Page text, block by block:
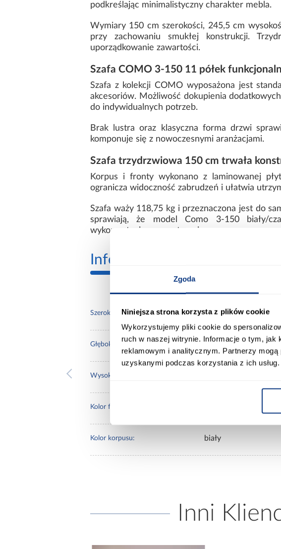
Zgoda
Niniejsza strona korzysta z plików cookie
Wykorzystujemy pliki cookie do
ruch w naszej witrynie. Informacje o tym, jak
reklamowym i analitycznym. Partnerzy
uzyskanymi podczas korzystania z ich usług.
podkreślając minimalistyczny charakter mebla.
Wymiary 150 cm szerokości, 245,5 cm
przy zachowaniu smukłej konstrukcji.
uporządkowanie zawartości.
Szafa COMO 3-150 11 półek
Szafa z kolekcji COMO wyposażona jest
akcesoriów. Możliwość dokupienia
do indywidualnych potrzeb.
Brak lustra oraz klasyczna forma drzwi
komponuje się z nowoczesnymi aranżacjami.
Szafa trzydrzwiowa 150 cm trwała
Korpus i fronty wykonano z laminowanej
ogranicza widoczność zabrudzeń i ułatwia
Szafa waży 118,75 kg i przeznaczona jest do
sprawiają, że model Como 3-150 biały/
wykorzystaniem przestrzeni.
Informacje
Szerokość [cm]: 150.00
Głębokość [cm]: 40.00
Wysokość [cm]:
Kolor frontów:
Kolor korpusu: biały
Inni